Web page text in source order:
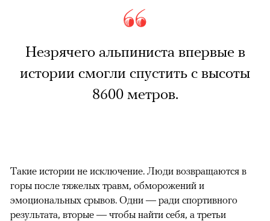
Незрячего альпиниста впервые в
истории смогли спустить с высоты
8600 метров.
Такие истории не исключение. Люди возвращаются в
горы после тяжелых травм, обморожений и
эмоциональных срывов. Одни — ради спортивного
результата, вторые — чтобы найти себя, а третьи